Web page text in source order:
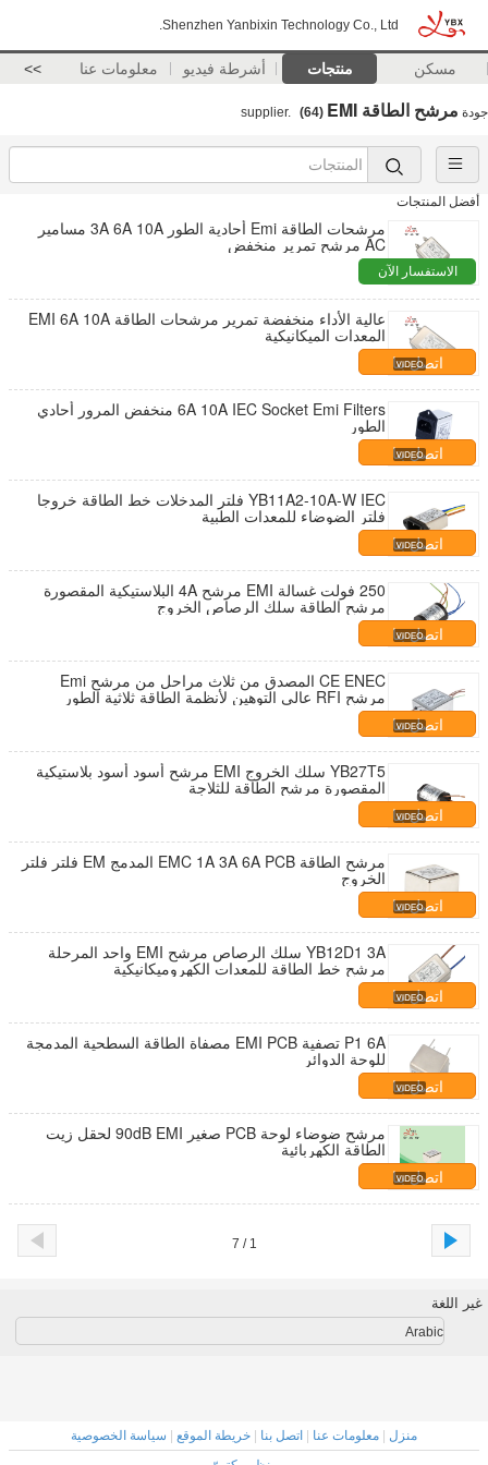
Shenzhen Yanbixin Technology Co., Ltd.
مسكن منتجات أشرطة فيديو معلومات عنا >>
جودة مرشح الطاقة EMI (64)
أفضل المنتجات
مرشحات الطاقة Emi أحادية الطور 3A 6A 10A مسامير
AC مرشح تمرير منخفض
الاستفسار الآن
عالية الأداء منخفضة تمرير مرشحات الطاقة EMI 6A 10A
المعدات الميكانيكية
اتصل بنا
6A 10A IEC Socket Emi Filters منخفض المرور أحادي
الطور
اتصل بنا
YB11A2-10A-W IEC فلتر المدخلات خط الطاقة خروجا
فلتر الضوضاء للمعدات الطبية
اتصل بنا
250 فولت غسالة EMI مرشح 4A البلاستيكية المقصورة
مرشح الطاقة سلك الرصاص الخروج
اتصل بنا
CE ENEC المصدق من ثلاث مراحل من مرشح Emi
مرشح RFI عالي التوهين لأنظمة الطاقة ثلاثية الطور
اتصل بنا
YB27T5 سلك الخروج EMI مرشح أسود أسود بلاستيكية
المقصورة مرشح الطاقة للثلاجة
اتصل بنا
مرشح الطاقة EMC 1A 3A 6A PCB المدمج EM فلتر فلتر
الخروج
اتصل بنا
YB12D1 3A سلك الرصاص مرشح EMI واحد المرحلة
مرشح خط الطاقة للمعدات الكهروميكانيكية
اتصل بنا
P1 6A تصفية EMI PCB مصفاة الطاقة السطحية المدمجة
للوحة الدوائر
اتصل بنا
مرشح ضوضاء لوحة PCB صغير 90dB EMI لحقل زيت
الطاقة الكهربائية
اتصل بنا
1 / 7
غير اللغة
Arabic
منزل معلومات عنا اتصل بنا خريطة الموقع
سياسة الخصوصية